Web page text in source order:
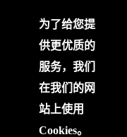
为了给您提
供更优质的
服务，我们
在我们的网
站上使用
Cookies。